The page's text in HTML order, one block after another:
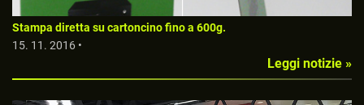
Stampa diretta su cartoncino fino a 600g.
15. 11. 2016 •
Leggi notizie »